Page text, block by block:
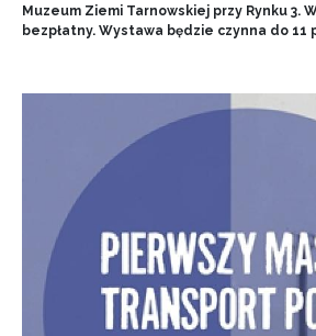
Muzeum Ziemi Tarnowskiej przy Rynku 3.
bezpłatny. Wystawa będzie czynna do 11